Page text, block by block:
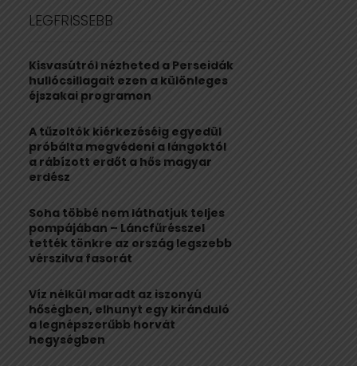
h
o
r
:
R
H
LEGFRISSEBB
Kisvasútról nézheted a Perseidák
hullócsillagait ezen a különleges
éjszakai programon
A tűzoltók kiérkezéséig egyedül
próbálta megvédeni a lángoktól
a rábízott erdőt a hős magyar
erdész
Soha többé nem láthatjuk teljes
pompájában – Láncfűrésszel
tették tönkre az ország legszebb
vérszilva fasorát
Víz nélkül maradt az iszonyú
hőségben, elhunyt egy kiránduló
a legnépszerűbb horvát
hegységben